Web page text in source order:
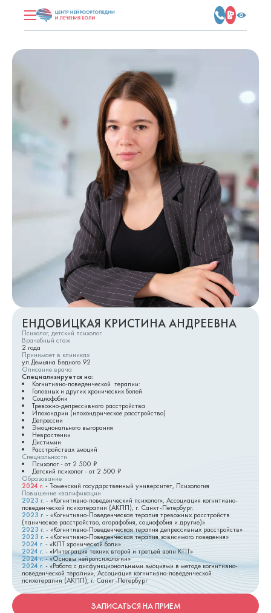
ЕНДОВИЦКАЯ КРИСТИНА АНДРЕЕВНА
Психолог, детский психолог
Врачебный стаж
2 года
Принимает в клиниках
ул.Демьяна Бедного 92
Описание врача
Специализируется на:
Когнитивно-поведенческой терапии:
Головных и других хронических болей
Социофобии
Тревожно-депрессивного расстройства
Ипохондрии (ипохондрическое расстройство)
Депрессии
Эмоционального выгорания
Неврастении
Дистимии
Расстройствах эмоций
Специальности
Психолог- от 2 500 ₽
Детский психолог- от 2 500 ₽
Образование
2024 г. -Тюменский государственный университет, Психология
Повышение квалификации
2023 г. -«Когнитивно-поведенческий психолог», Ассоциация когнитивно-
поведенческой психотерапии (АКПП), г. Санкт-Петербург.
2023 г. -«Когнитивно-Поведенческая терапия тревожных расстройств
(паническое расстройство, агорафобия, социофобия и другие)»
2023 г. -«Когнитивно-Поведенческая терапия депрессивных расстройств»
2023 г. -«Когнитивно-Поведенческая терапия зависимого поведения»
2024 г. -«КПТ хронической боли»
2024 г. -«Интеграция техник второй и третьей волн КПТ»
2024г.-«Основы нейропсихологии»
2024г.-«Работа с дисфункциональными эмоциями в методе когнитивно-
поведенческой терапии», Ассоциация когнитивно-поведенческой
психотерапии (АКПП), г. Санкт-Петербург
ЗАПИСАТЬСЯ НА ПРИЕМ